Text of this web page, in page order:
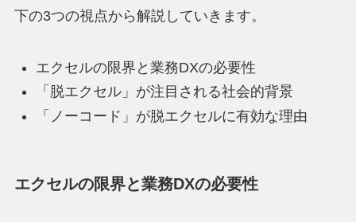
下の3つの視点から解説していきます。
エクセルの限界と業務DXの必要性
「脱エクセル」が注目される社会的背景
「ノーコード」が脱エクセルに有効な理由
エクセルの限界と業務DXの必要性